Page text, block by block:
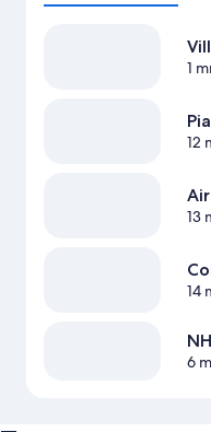
1
12
13
14
6